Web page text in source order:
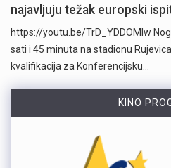
najavljuju težak europski
https://youtu.be/TrD_YDDOMIw
sati i 45 minuta na stadionu
kvalifikacija za Konferencijsku…
KINO